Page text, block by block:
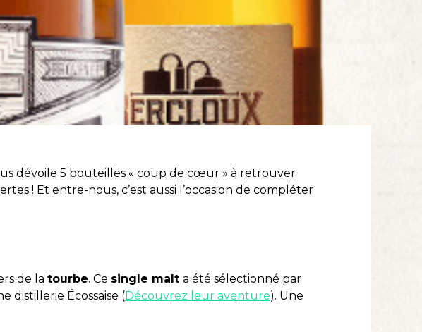
dévoile 5 bouteilles « coup de cœur » à retrouver
! Et entre-nous, c’est aussi l’occasion de compléter
de la tourbe. Ce single malt a été sélectionné par
distillerie Écossaise (Découvrez leur aventure). Une